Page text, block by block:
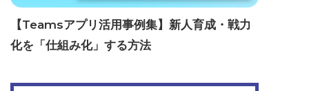
【Teamsアプリ活用事例集】新人育成・戦力
化を「仕組み化」する方法